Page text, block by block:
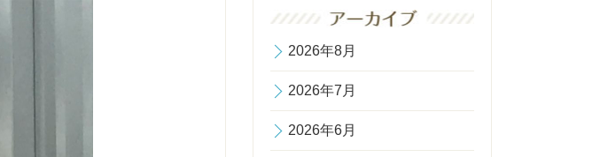
2026年8月
2026年7月
2026年6月